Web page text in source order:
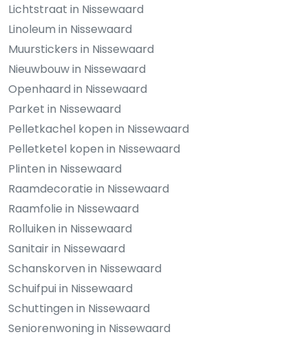
Lichtstraat in Nissewaard
Linoleum in Nissewaard
Muurstickers in Nissewaard
Nieuwbouw in Nissewaard
Openhaard in Nissewaard
Parket in Nissewaard
Pelletkachel kopen in Nissewaard
Pelletketel kopen in Nissewaard
Plinten in Nissewaard
Raamdecoratie in Nissewaard
Raamfolie in Nissewaard
Rolluiken in Nissewaard
Sanitair in Nissewaard
Schanskorven in Nissewaard
Schuifpui in Nissewaard
Schuttingen in Nissewaard
Seniorenwoning in Nissewaard